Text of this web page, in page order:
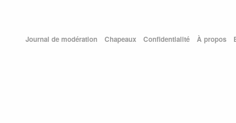
Journal de modération Chapeaux Confidentialité À propos